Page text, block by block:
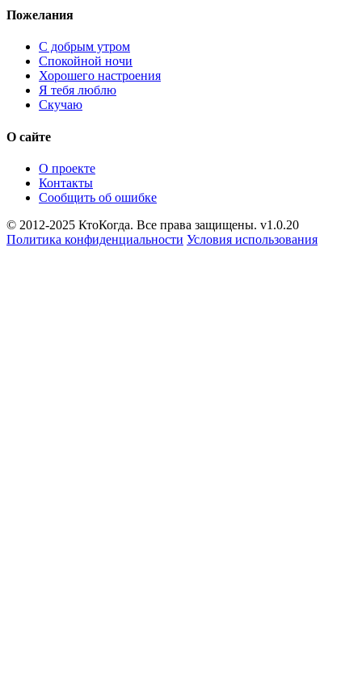
Пожелания
С добрым утром
Спокойной ночи
Хорошего настроения
Я тебя люблю
Скучаю
О сайте
О проекте
Контакты
Сообщить об ошибке
© 2012-2025 КтоКогда. Все права защищены. v1.0.20
Политика конфиденциальности Условия использования